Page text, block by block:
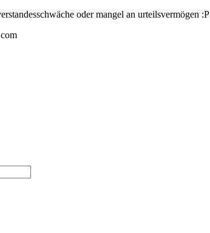
oder mangel an urteilsvermögen :P